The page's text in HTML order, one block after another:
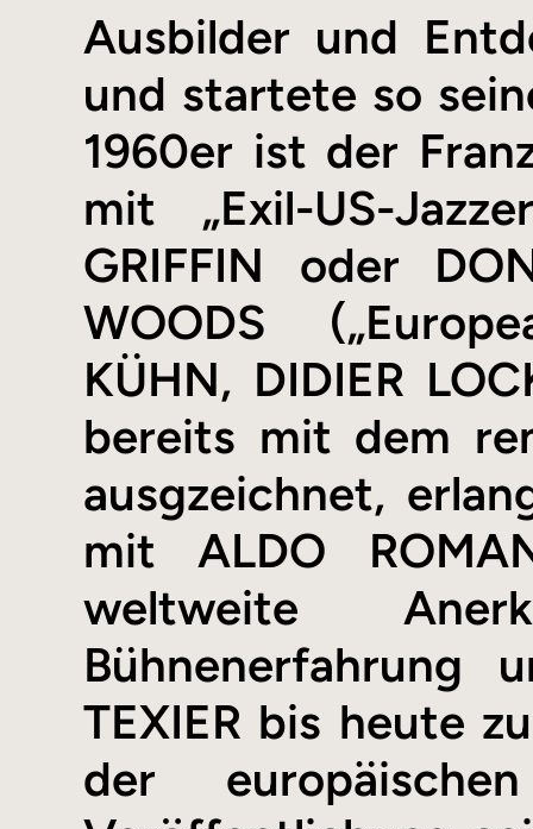
Ausbilder und
und startete so
1960er ist der
mit „Exil-US-
GRIFFIN oder
WOODS
KÜHN, DIDIER
bereits mit dem
ausgzeichnet,
mit ALDO
weltweite
Bühnenerfahrung
TEXIER bis heute
der